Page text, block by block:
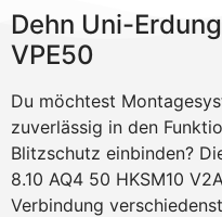
Dehn Uni-
VPE50
Du möchtest
zuverlässig in den
Blitzschutz einbinden?
8.10 AQ4 50 HKSM10
Verbindung